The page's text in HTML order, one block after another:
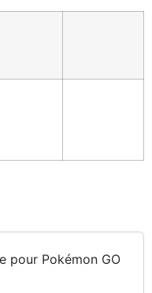
pour Pokémon GO